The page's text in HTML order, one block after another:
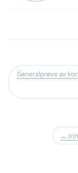
Generalprøve av
←